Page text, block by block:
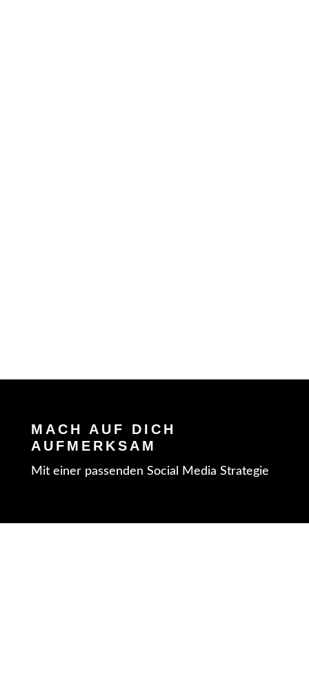
MACH AUF DICH
AUFMERKSAM
Mit einer passenden Social Media Strategie